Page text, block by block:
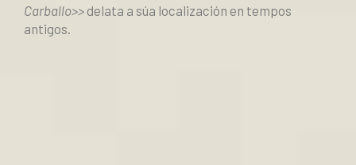
Carballo>> delata a súa localización en tempos
antigos.